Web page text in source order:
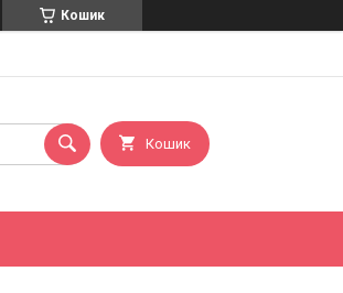
Кошик
Кошик